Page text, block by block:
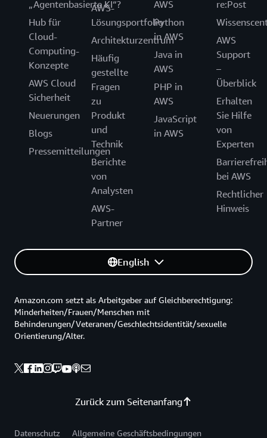
„Agentenbasierte KI“?
Hub für
Cloud-
Computing-
Konzepte
AWS Cloud
Sicherheit
Neuerungen
Blogs
Pressemitteilungen
AWS-
Lösungsportfolio
Architekturzentrum
Häufig
gestellte
Fragen
zu
Produkt
und
Technik
Berichte
von
Analysten
AWS-
Partner
AWS
Python
in AWS
Java in
AWS
PHP in
AWS
JavaScript
in AWS
re:Post
AWS
Support
–
Überblick
Erhalten
Sie Hilfe
von
Experten
bei AWS
Rechtlicher
Hinweis
English
Zurück zum Seitenanfang
Amazon.com setzt als Arbeitgeber auf Gleichberechtigung:
Minderheiten/Frauen/Menschen mit
Behinderungen/Veteranen/Geschlechtsidentität/sexuelle
Orientierung/Alter.
Datenschutz Allgemeine Geschäftsbedingungen